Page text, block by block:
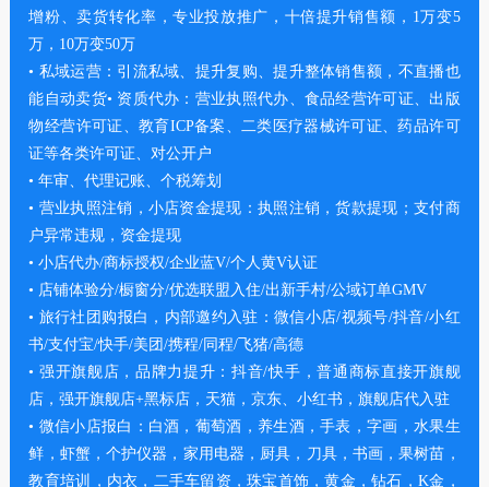
增粉、卖货转化率，专业投放推广，十倍提升销售额，1万变5
万，10万变50万
• 私域运营：引流私域、提升复购、提升整体销售额，不直播也
能自动卖货• 资质代办：营业执照代办、食品经营许可证、出版
物经营许可证、教育ICP备案、二类医疗器械许可证、药品许可
证等各类许可证、对公开户
• 年审、代理记账、个税筹划
• 营业执照注销，小店资金提现：执照注销，货款提现；支付商
户异常违规，资金提现
• 小店代办/商标授权/企业蓝V/个人黄V认证
• 店铺体验分/橱窗分/优选联盟入住/出新手村/公域订单GMV
• 旅行社团购报白，内部邀约入驻：微信小店/视频号/抖音/小红
书/支付宝/快手/美团/携程/同程/飞猪/高德
• 强开旗舰店，品牌力提升：抖音/快手，普通商标直接开旗舰
店，强开旗舰店+黑标店，天猫，京东、小红书，旗舰店代入驻
• 微信小店报白：白酒，葡萄酒，养生酒，手表，字画，水果生
鲜，虾蟹，个护仪器，家用电器，厨具，刀具，书画，果树苗，
教育培训，内衣，二手车留资，珠宝首饰，黄金，钻石，K金，